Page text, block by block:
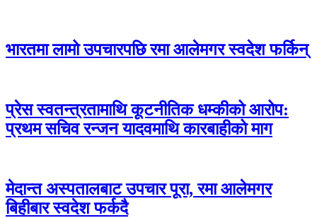
भारतमा लामो उपचारपछि रमा आलेमगर स्वदेश फर्किन्
प्रेस स्वतन्त्रतामाथि कूटनीतिक धम्कीको आरोप:
प्रथम सचिव रन्जन यादवमाथि कारबाहीको माग
मेदान्त अस्पतालबाट उपचार पूरा, रमा आलेमगर
बिहीबार स्वदेश फर्कदै